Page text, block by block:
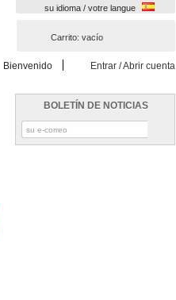
su idioma / votre langue
Carrito: vacío
Bienvenido Entrar / Abrir cuenta
BOLETÍN DE NOTICIAS